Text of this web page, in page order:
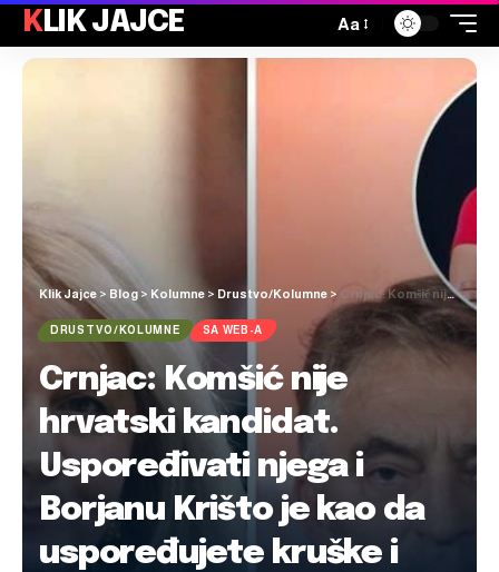
KLIK JAJCE Aa
Klik Jajce > Blog> Kolumne > Drustvo/Kolumne > Crnjac: Komšić nije hrvatski kandidat. Uspoređivati njega i Borjanu Krišto je kao da uspoređujete kruške i majonezu
DRUSTVO/KOLUMNE SA WEB-A
Crnjac: Komšić nije
hrvatski kandidat.
Uspoređivati njega i
Borjanu Krišto je kao da
uspoređujete kruške i